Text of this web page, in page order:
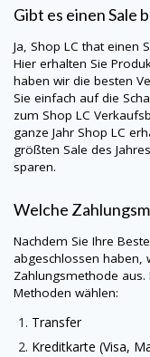
Gibt es einen Sale
Ja, Shop LCthat einen
Hier erhalten Sie
haben wir die besten
Sie einfach auf die
zum Shop LC
ganze Jahr Shop LC
größten Sale des
sparen.
Welche
Nachdem Sie Ihre
abgeschlossen haben,
Zahlungsmethode
Methoden wählen:
Transfer
Kreditkarte (Visa,